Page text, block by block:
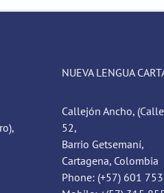
NUEVA LENGUA
Callejón Ancho,
52,
Barrio Getsemaní,
Cartagena, Colombia
Phone: (+57) 601